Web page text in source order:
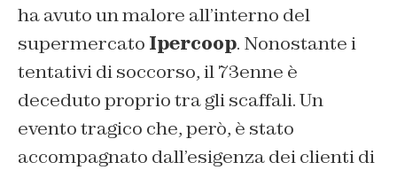
ha avuto un malore all’interno del
supermercato Ipercoop. Nonostante i
tentativi di soccorso, il 73enne è
deceduto proprio tra gli scaffali. Un
evento tragico che, però, è stato
accompagnato dall’esigenza dei clienti di